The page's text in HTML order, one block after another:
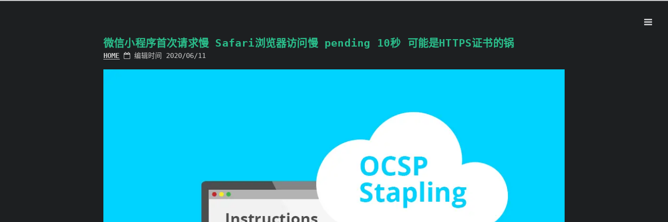
微信小程序首次请求慢 Safari浏览器访问慢 pending 10秒 可能是HTTPS证书的锅
HOME 编辑时间 2020/06/11